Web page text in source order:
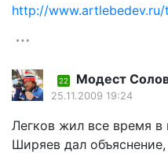
http://
22 Модест
25.11.2009 19:24
Легков жил все время
Ширяев дал